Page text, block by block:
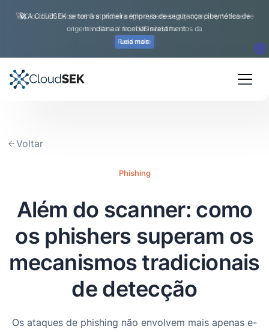
🚀CloudSEK becomes first Indian origin cybersecurity company to receive
investment fromUS statefund
Read more
Voltar
Phishing
Além do scanner: como
os phishers superam os
mecanismos tradicionais
de detecção
Os ataques de phishing não envolvem mais apenas e-